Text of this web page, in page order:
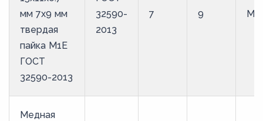
мм 7х9 мм
твердая
пайка М1Е
ГОСТ
32590-2013
32590-
2013
7 9
Медная